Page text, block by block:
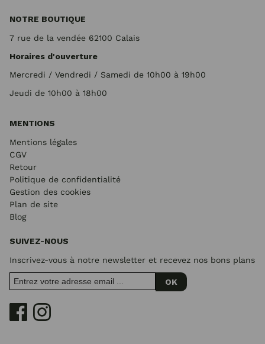
NOTRE BOUTIQUE
7 rue de la vendée 62100 Calais
Horaires d'ouverture
Mercredi / Vendredi / Samedi de 10h00 à 19h00
Jeudi de 10h00 à 18h00
MENTIONS
Mentions légales
CGV
Retour
Politique de confidentialité
Gestion des cookies
Plan de site
Blog
SUIVEZ-NOUS
Inscrivez-vous à notre newsletter et recevez nos bons plans
OK